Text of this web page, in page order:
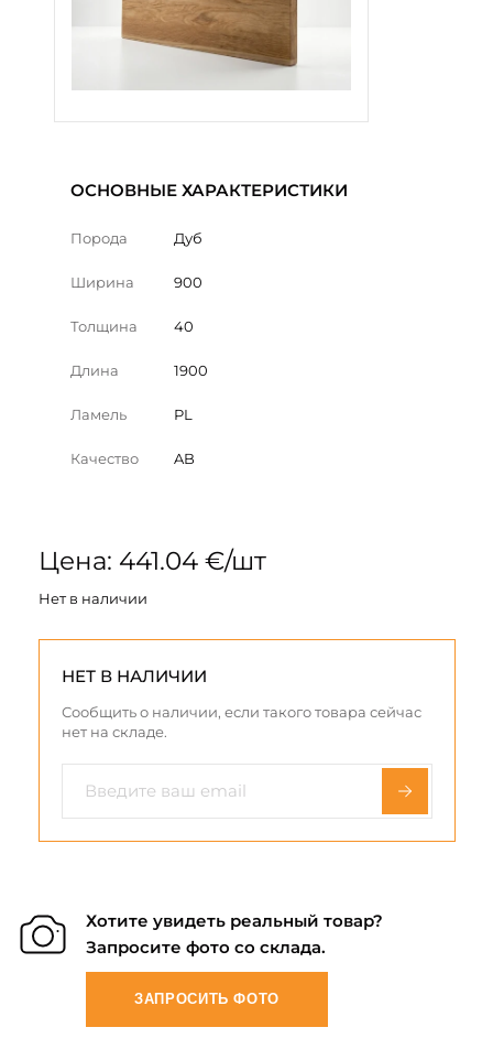
ОСНОВНЫЕ ХАРАКТЕРИСТИКИ
Порода Дуб
Ширина 900
Толщина 40
Длина 1900
Ламель PL
Качество AB
Цена: 441.04 €/шт
Нет в наличии
НЕТ В НАЛИЧИИ
Сообщить о наличии, если такого товара сейчас
нет на складе.
Хотите увидеть реальный товар?
Запросите фото со склада.
ЗАПРОСИТЬ ФОТО